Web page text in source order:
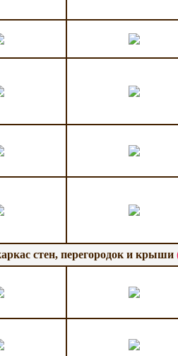
стен, перегородок и крыши